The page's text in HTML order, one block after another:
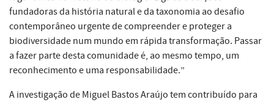
fundadoras da história natural e da taxonomia ao desafio
contemporâneo urgente de compreender e proteger a
biodiversidade num mundo em rápida transformação. Passar
a fazer parte desta comunidade é, ao mesmo tempo, um
reconhecimento e uma responsabilidade.”
A investigação de Miguel Bastos Araújo tem contribuído para